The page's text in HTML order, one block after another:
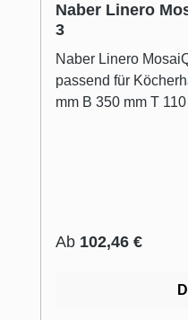
Naber Linero
3
Naber Linero
passend für
mm B 350 mm T
Regulärer Preis:
Ab 102,46 €